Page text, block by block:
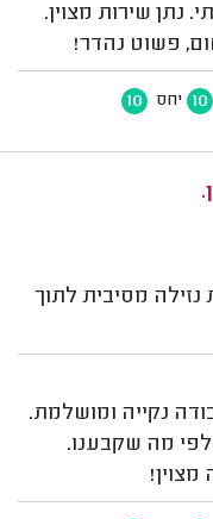
נתן שירות מצוין.
פשוט נהדר!
10 יחס 10
נזילה מסיבית לתוך
נקייה ומושלמת.
מה שקבענו.
מצוין!